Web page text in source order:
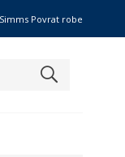
Simms Povrat robe